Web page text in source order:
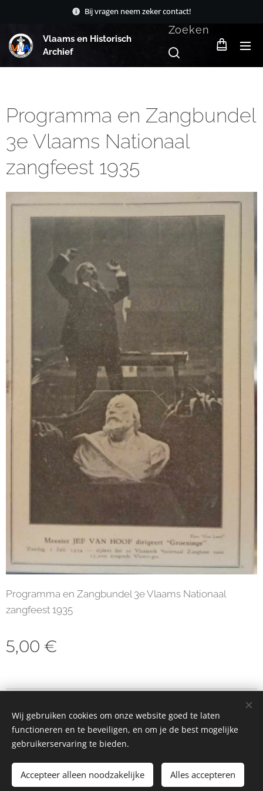
Bij vragen neem zeker contact!
Vlaams en Historisch
Archief
Zoeken
Programma en Zangbundel
3e Vlaams Nationaal
zangfeest 1935
Programma en Zangbundel 3e Vlaams Nationaal
zangfeest 1935
5,00 €
Toevoegen aan de winkelwagen
Cookies
Wij gebruiken cookies om onze website goed te laten
functioneren en te beveiligen, en om je de best mogelijke
gebruikerservaring te bieden.
Accepteer alleen noodzakelijke Alles accepteren